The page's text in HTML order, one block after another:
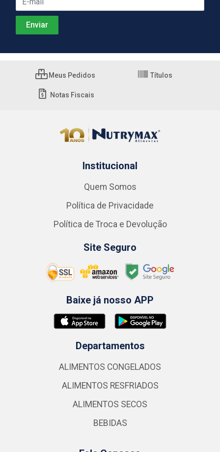
Meus Pedidos Títulos
Notas Fiscais
Institucional
Quem Somos
Política de Privacidade
Política de Troca e Devolução
Site Seguro
Baixe já nosso APP
Departamentos
ALIMENTOS CONGELADOS
ALIMENTOS RESFRIADOS
ALIMENTOS SECOS
BEBIDAS